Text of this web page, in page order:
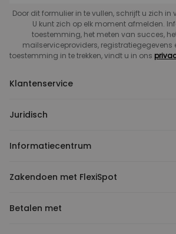
Door dit formulier in te vullen, schrijft u zich in
U kunt zich op elk moment afmelden.
toestemming, het meten van succes,
mailserviceproviders, registratiegegevens
toestemming in te trekken, vindt u in ons
Klantenservice
Juridisch
Informatiecentrum
Zakendoen met FlexiSpot
Betalen met